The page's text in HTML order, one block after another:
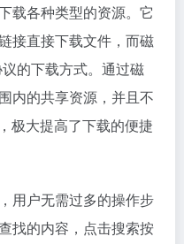
载各种类型的资源。它
接直接下载文件，而磁
的下载方式。通过磁
内的共享资源，并且不
极大提高了下载的便捷
用户无需过多的操作步
找的内容，点击搜索按